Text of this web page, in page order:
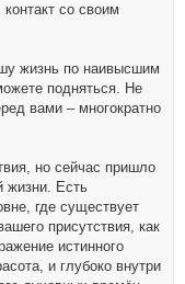
со своим
жизнь по наивысшим
подняться. Не
вами – многократно
но сейчас пришло
жизни. Есть
где существует
присутствия, как
истинного
и глубоко внутри